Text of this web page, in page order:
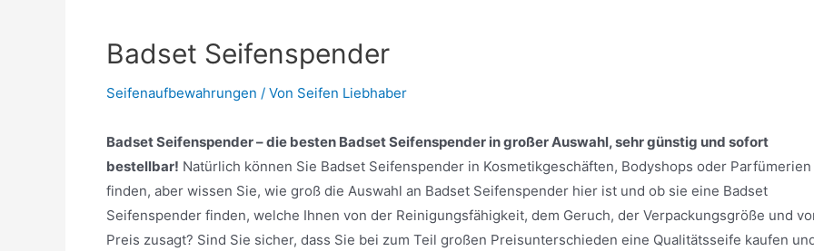
Badset Seifenspender
Seifenaufbewahrungen / Von Seifen Liebhaber
Badset Seifenspender – die besten Badset Seifenspender in großer Auswahl, sehr günstig und sofort
bestellbar! Natürlich können Sie Badset Seifenspender in Kosmetikgeschäften, Bodyshops oder Parfümerien
finden, aber wissen Sie, wie groß die Auswahl an Badset Seifenspender hier ist und ob sie eine Badset
Seifenspender finden, welche Ihnen von der Reinigungsfähigkeit, dem Geruch, der Verpackungsgröße und
Preis zusagt? Sind Sie sicher, dass Sie bei zum Teil großen Preisunterschieden eine Qualitätsseife kaufen